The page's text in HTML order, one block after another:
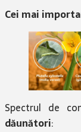
Cei mai
Spectrul de
dăunători: ​​​​​​​